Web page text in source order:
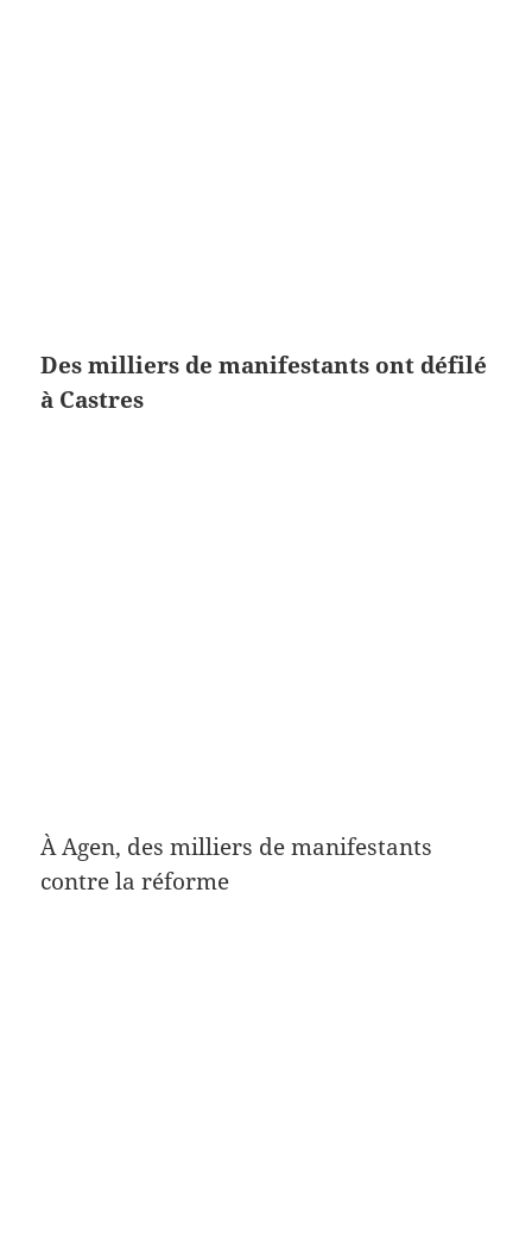
Des milliers de manifestants ont défilé
à Castres
À Agen, des milliers de manifestants
contre la réforme